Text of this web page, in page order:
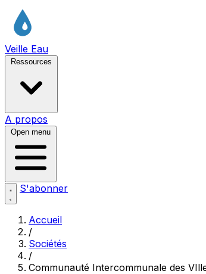
Veille Eau
Ressources
A propos
Open menu
S'abonner
Accueil
/
Sociétés
/
Communauté Intercommunale des